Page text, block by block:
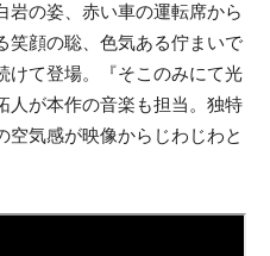
岩の姿、赤い車の運転席から
笑顔の聡、色気ある佇まいで
けて登場。『そこのみにて光
人が本作の音楽も担当。独特
空気感が映像からじわじわと